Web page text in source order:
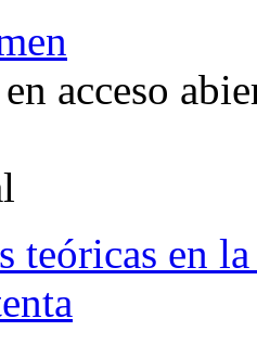
acceso
teóricas en